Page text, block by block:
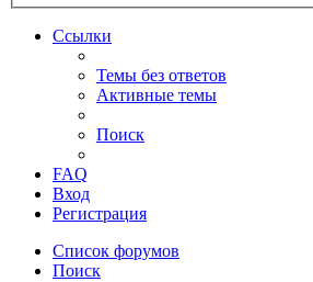
Ссылки
Темы без ответов
Активные темы
Поиск
FAQ
Вход
Регистрация
Список форумов
Поиск